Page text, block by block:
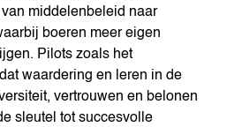
middelenbeleid naar
boeren meer eigen
Pilots zoals het
waardering en leren in de
vertrouwen en belonen
sleutel tot succesvolle